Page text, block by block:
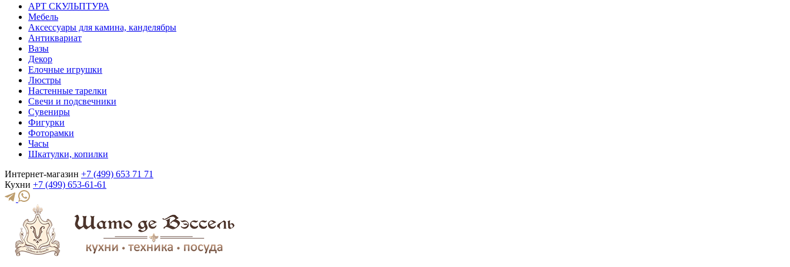
АРТ СКУЛЬПТУРА
Мебель
Аксессуары для камина, канделябры
Антиквариат
Вазы
Декор
Елочные игрушки
Люстры
Настенные тарелки
Свечи и подсвечники
Сувениры
Фигурки
Фоторамки
Часы
Шкатулки, копилки
Интернет-магазин +7 (499) 653 71 71
Кухни +7 (499) 653-61-61